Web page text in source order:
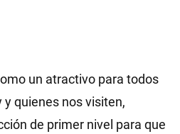
un atractivo para todos
quienes nos visiten,
de primer nivel para que